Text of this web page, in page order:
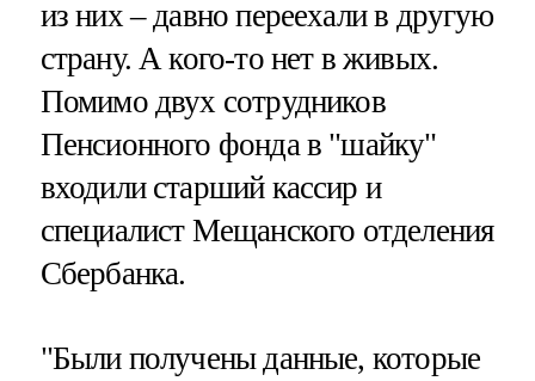
из них – давно переехали в другую
страну. А кого-то нет в живых.
Помимо двух сотрудников
Пенсионного фонда в "шайку"
входили старший кассир и
специалист Мещанского отделения
Сбербанка.
"Были получены данные, которые